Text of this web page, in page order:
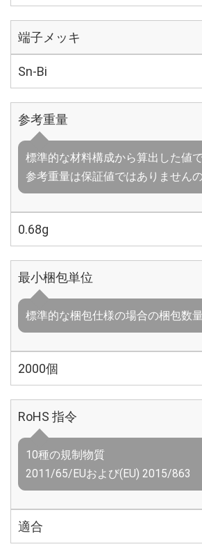
端子メッキ
Sn-Bi
参考重量
標準的な材料構成から算出した値
参考重量は保証値ではありません
0.68g
最小梱包単位
標準的な梱包仕様の場合の梱包数
2000個
RoHS 指令
10種の規制物質
2011/65/EUおよび(EU) 2015/863
適合